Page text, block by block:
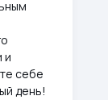
и
себе
день!